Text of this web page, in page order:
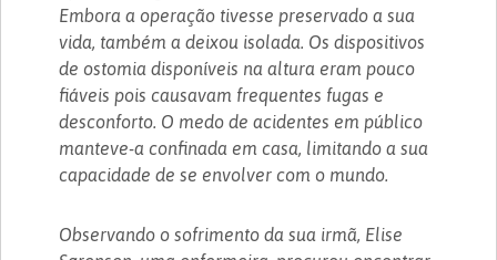
Embora a operação tivesse preservado a sua
vida, também a deixou isolada. Os dispositivos
de ostomia disponíveis na altura eram pouco
fiáveis pois causavam frequentes fugas e
desconforto. O medo de acidentes em público
manteve-a confinada em casa, limitando a sua
capacidade de se envolver com o mundo.
Observando o sofrimento da sua irmã, Elise